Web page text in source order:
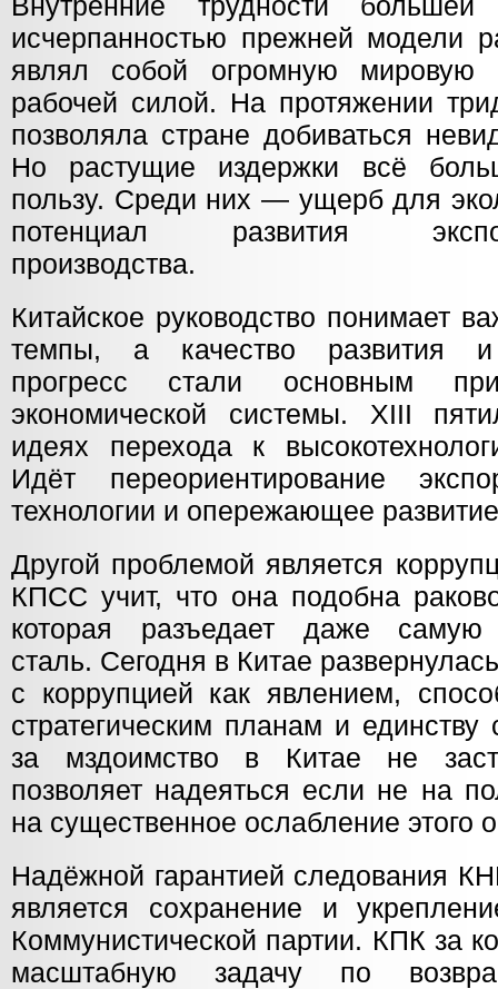
Внутренние трудности
исчерпанностью прежней модели
являл собой огромную
рабочей силой. На протяжении
позволяла стране добиваться
Но растущие издержки всё
пользу. Среди них — ущерб для
потенциал развития
производства.
Китайское руководство понимает
темпы, а качество развития и
прогресс стали основным
экономической системы. XIII
идеях перехода к
Идёт переориентирование
технологии и опережающее
Другой проблемой является
КПСС учит, что она подобна
которая разъедает даже самую
сталь. Сегодня в Китае
с коррупцией как явлением,
стратегическим планам и
за мздоимство в Китае не
позволяет надеяться если не на
на существенное ослабление этого
Надёжной гарантией следования
является сохранение и
Коммунистической партии. КПК за
масштабную задачу по